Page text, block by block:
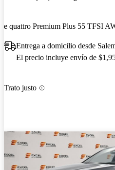
e quattro Premium Plus 55 TFSI
Entrega a domicilio desde
El precio incluye envío de
Trato justo